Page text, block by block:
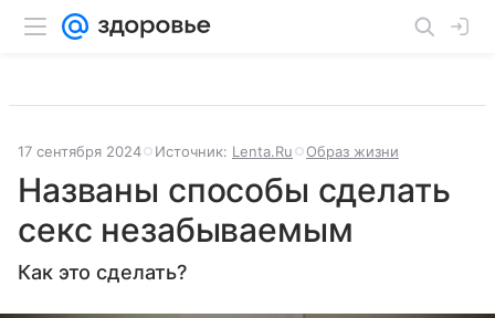
17 сентября 2024 Источник: Lenta.Ru Образ жизни
Названы способы сделать
секс незабываемым
Как это сделать?